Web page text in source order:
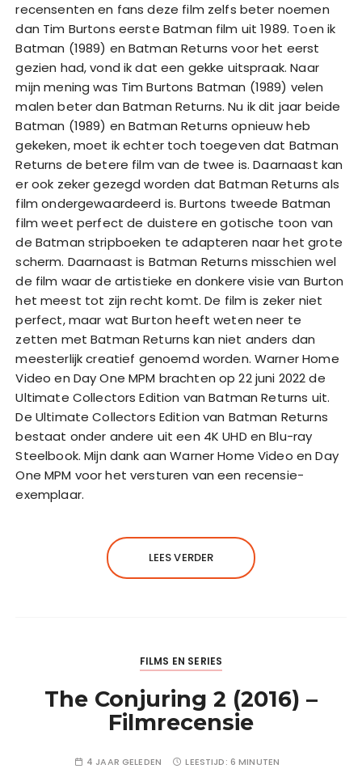
recensenten en fans deze film zelfs beter noemen
dan Tim Burtons eerste Batman film uit 1989. Toen ik
Batman (1989) en Batman Returns voor het eerst
gezien had, vond ik dat een gekke uitspraak. Naar
mijn mening was Tim Burtons Batman (1989) velen
malen beter dan Batman Returns. Nu ik dit jaar beide
Batman (1989) en Batman Returns opnieuw heb
gekeken, moet ik echter toch toegeven dat Batman
Returns de betere film van de twee is. Daarnaast kan
er ook zeker gezegd worden dat Batman Returns als
film ondergewaardeerd is. Burtons tweede Batman
film weet perfect de duistere en gotische toon van
de Batman stripboeken te adapteren naar het grote
scherm. Daarnaast is Batman Returns misschien wel
de film waar de artistieke en donkere visie van Burton
het meest tot zijn recht komt. De film is zeker niet
perfect, maar wat Burton heeft weten neer te
zetten met Batman Returns kan niet anders dan
meesterlijk creatief genoemd worden. Warner Home
Video en Day One MPM brachten op 22 juni 2022 de
Ultimate Collectors Edition van Batman Returns uit.
De Ultimate Collectors Edition van Batman Returns
bestaat onder andere uit een 4K UHD en Blu-ray
Steelbook. Mijn dank aan Warner Home Video en Day
One MPM voor het versturen van een recensie-
exemplaar.
LEES VERDER
FILMS EN SERIES
The Conjuring 2 (2016) –
Filmrecensie
4 JAAR GELEDEN LEESTIJD: 6 MINUTEN